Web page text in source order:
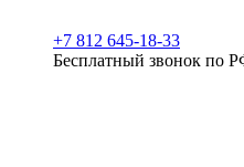
+7 812 645-18-33
Бесплатный звонок по